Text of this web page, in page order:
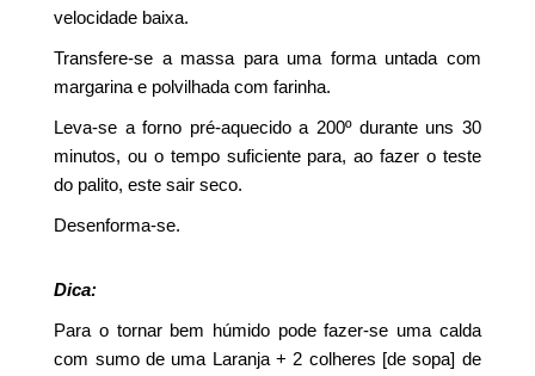
velocidade baixa.
Transfere-se a massa para uma forma untada com
margarina e polvilhada com farinha.
Leva-se a forno pré-aquecido a 200º durante uns 30
minutos, ou o tempo suficiente para, ao fazer o teste
do palito, este sair seco.
Desenforma-se.
Dica:
Para o tornar bem húmido pode fazer-se uma calda
com sumo de uma Laranja + 2 colheres [de sopa] de